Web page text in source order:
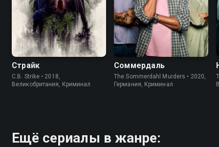
8.0 7.9
Страйк
C.B. Strike • 2018,
Великобритания, Криминал
7.5 6.4
Соммердаль
The Sommerdahl Murders • 2020,
Германия, Криминал
Ещё сериалы в жанре: